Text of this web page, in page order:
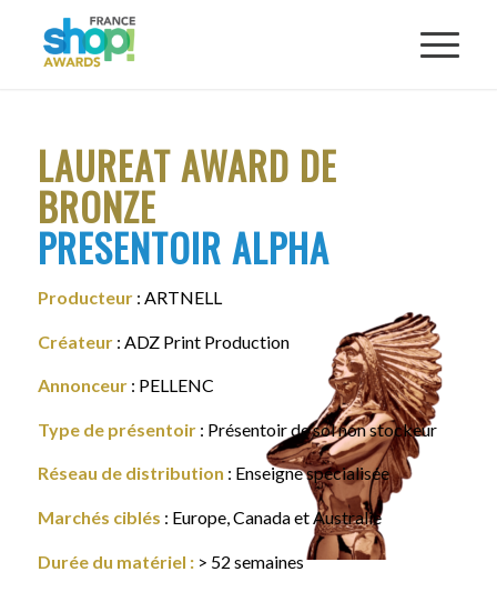
LAUREAT AWARD DE
BRONZE
PRESENTOIR ALPHA
Producteur: ARTNELL
Créateur: ADZ Print Production
Annonceur: PELLENC
Type de présentoir: Présentoir de sol non stockeur
Réseau de distribution : Enseigne spécialisée
Marchés ciblés : Europe, Canada et Australie
Durée du matériel :> 52 semaines